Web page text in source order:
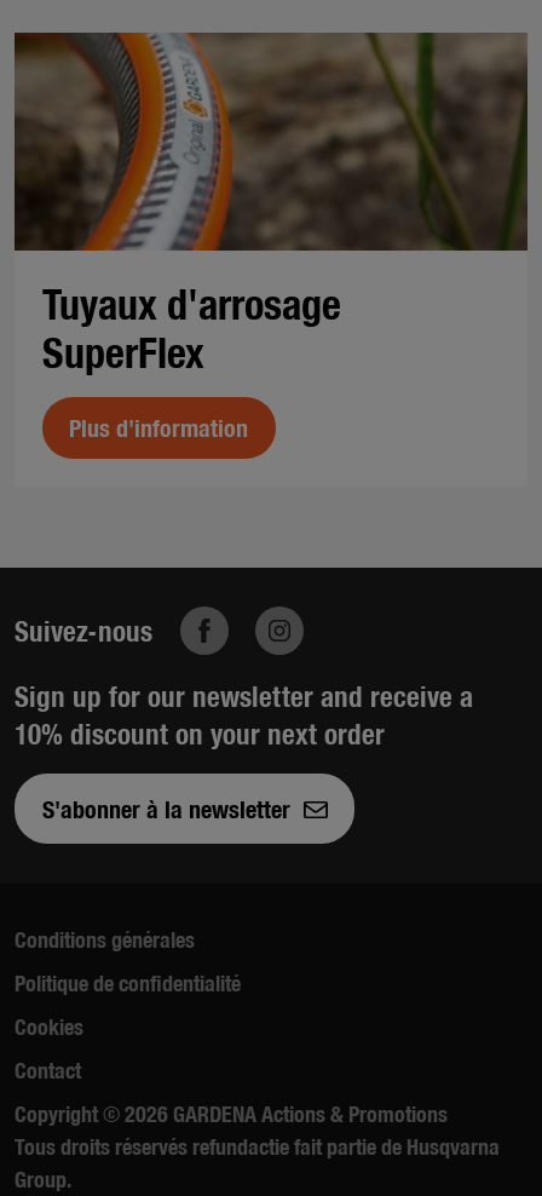
Tuyaux d'arrosage
SuperFlex
Plus d'information
Suivez-nous
Sign up for our newsletter and receive a
10% discount on your next order
S'abonner à la newsletter
Conditions générales
Politique de confidentialité
Cookies
Contact
Copyright © 2026 GARDENA Actions & Promotions
Tous droits réservés refundactie fait partie de Husqvarna
Group.